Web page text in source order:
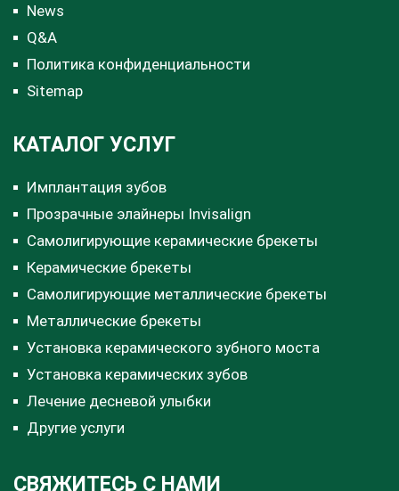
News
Q&A
Политика конфиденциальности
Sitemap
КАТАЛОГ УСЛУГ
Имплантация зубов
Прозрачные элайнеры Invisalign
Самолигирующие керамические брекеты
Керамические брекеты
Самолигирующие металлические брекеты
Металлические брекеты
Установка керамического зубного моста
Установка керамических зубов
Лечение десневой улыбки
Другие услуги
СВЯЖИТЕСЬ С НАМИ